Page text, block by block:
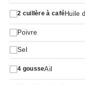
2 cuillère à caféHuile
Poivre
Sel
4 gousseAil